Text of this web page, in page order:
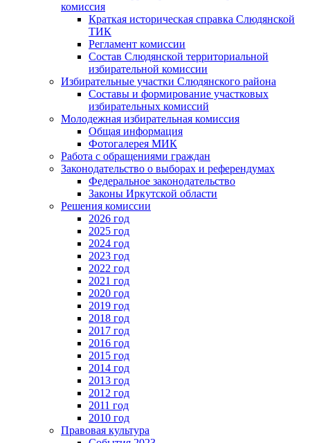
комиссия
Краткая историческая справка Слюдянской
ТИК
Регламент комиссии
Состав Слюдянской территориальной
избирательной комиссии
Избирательные участки Слюдянского района
Составы и формирование участковых
избирательных комиссий
Молодежная избирательная комиссия
Общая информация
Фотогалерея МИК
Работа с обращениями граждан
Законодательство о выборах и референдумах
Федеральное законодательство
Законы Иркутской области
Решения комиссии
2026 год
2025 год
2024 год
2023 год
2022 год
2021 год
2020 год
2019 год
2018 год
2017 год
2016 год
2015 год
2014 год
2013 год
2012 год
2011 год
2010 год
Правовая культура